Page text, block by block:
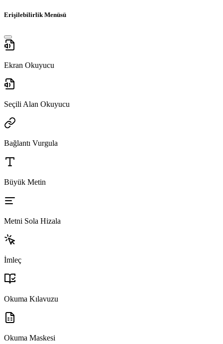
Erişilebilirlik Menüsü
Ekran Okuyucu
Seçili Alan Okuyucu
Bağlantı Vurgula
Büyük Metin
Metni Sola Hizala
İmleç
Okuma Kılavuzu
Okuma Maskesi